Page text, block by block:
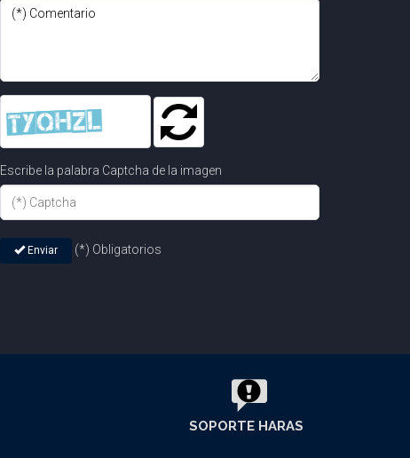
Escribe la palabra Captcha de la imagen
Enviar (*) Obligatorios
SOPORTE HARAS